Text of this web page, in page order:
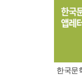
한국문